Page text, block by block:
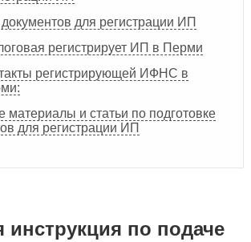
для регистрации ИП
регистрирует ИП в Перми
регистрирующей ИФНС в
материалы и статьи по подготовке
для регистрации ИП
инструкция по подаче